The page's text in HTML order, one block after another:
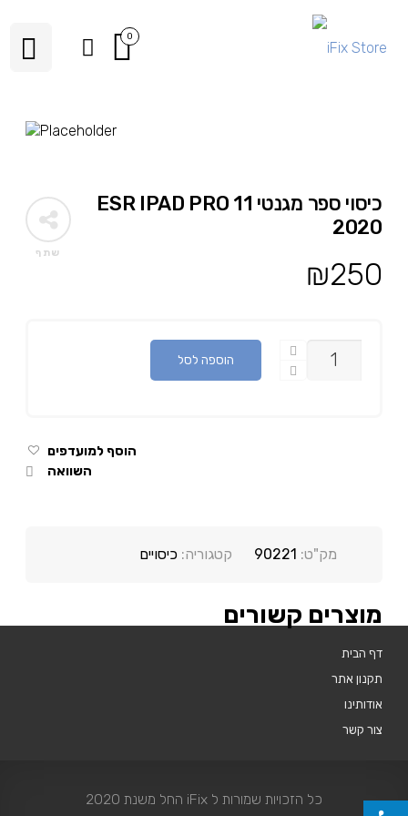
0
שתף
כיסוי ספר מגנטי ESR IPAD PRO 11
2020
₪250
כמות
הוספה לסל
הוסף למועדפים
השוואה
מק"ט: 90221 קטגוריה:כיסויים
מוצרים קשורים
דף הבית
תקנון אתר
אודותינו
צור קשר
כל הזכויות שמורות ל iFix החל משנת 2020